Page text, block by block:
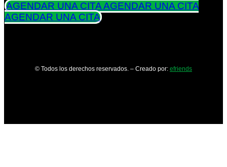
AGENDAR UNA CITAAGENDAR UNA CITA
AGENDAR UNA CITA
© Todos los derechos reservados. – Creado por: efriends